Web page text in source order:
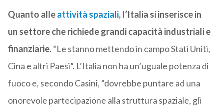
Quanto alleattività spaziali, l’Italia si inserisce in
un settore che richiede grandi capacità industriali e
finanziarie.“Le stanno mettendo in campo Stati Uniti,
Cina e altri Paesi”. L’Italia non ha un’uguale potenza di
fuoco e, secondo Casini, “dovrebbe puntare ad una
onorevole partecipazione alla struttura spaziale, gli